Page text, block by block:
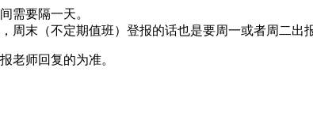
需要隔一天。
末（不定期值班）登报的话也是要周一或者周二出报
老师回复的为准。